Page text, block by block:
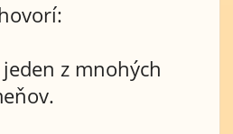
jeden z mnohých